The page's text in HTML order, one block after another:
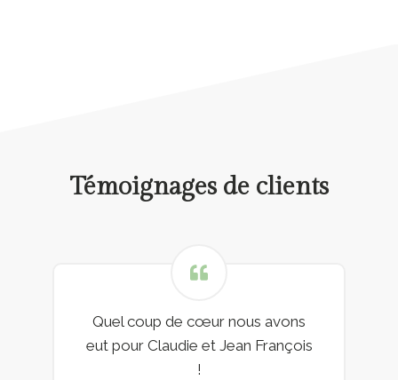
Témoignages de clients
Quel coup de cœur nous avons
eut pour Claudie et Jean François
!